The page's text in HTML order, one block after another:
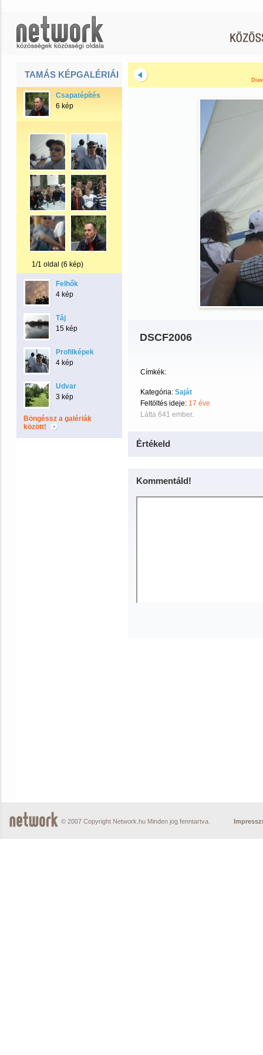
TAMÁS KÉPGALÉRIÁI
Csapatépítés
6 kép
1/1 oldal (6 kép)
Felhők
4 kép
Táj
15 kép
Profilképek
4 kép
Udvar
3 kép
Böngéssz a galériák
között!
DSCF2006
Címkék:
Kategória: Saját
Feltöltés ideje: 17 éve
Látta 641 ember.
Értékeld
Kommentáld!
© 2007 Copyright Network.hu Minden jog fenntartva.